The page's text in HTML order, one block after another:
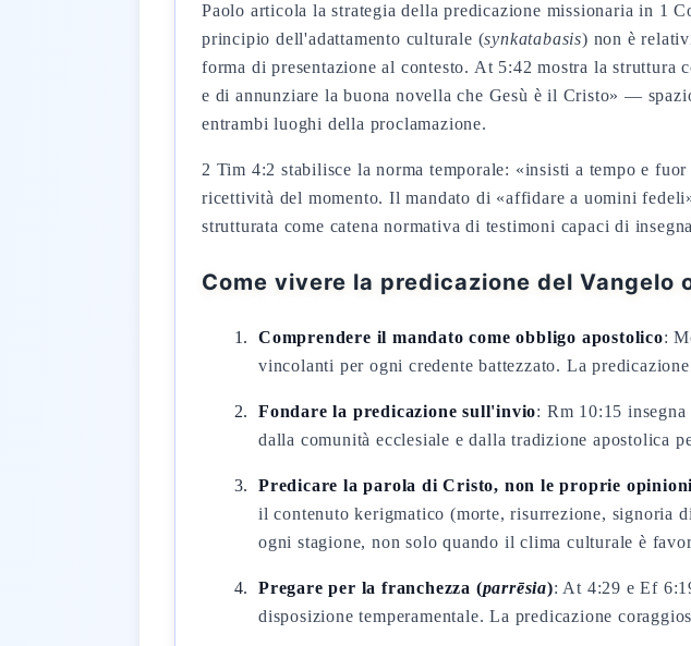
Paolo articola la strategia della predicazione missionaria in 1
principio dell'adattamento culturale (synkatabasis) non è
forma di presentazione al contesto. At 5:42 mostra la struttura
e di annunziare la buona novella che Gesù è il Cristo» —
entrambi luoghi della proclamazione.
2 Tim 4:2 stabilisce la norma temporale: «insisti a tempo e
ricettività del momento. Il mandato di «affidare a uomini
strutturata come catena normativa di testimoni capaci di
Come vivere la predicazione del Vangelo
Comprendere il mandato come obbligo apostolico:
vincolanti per ogni credente battezzato. La
Fondare la predicazione sull'invio: Rm 10:15
dalla comunità ecclesiale e dalla tradizione apostolica
Predicare la parola di Cristo, non le proprie opinioni
il contenuto kerigmatico (morte, risurrezione, signoria
ogni stagione, non solo quando il clima culturale è
Pregare per la franchezza (parrēsia): At 4:29 e Ef
disposizione temperamentale. La predicazione